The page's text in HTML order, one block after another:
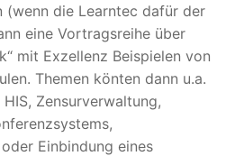
(wenn die Learntec dafür der
eine Vortragsreihe über
mit Exzellenz Beispielen von
Themen könten dann u.a.
Zensurverwaltung,
Einbindung eines